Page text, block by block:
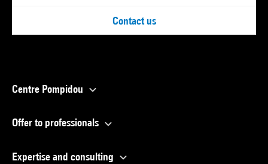
Contact us
Centre Pompidou
Offer to professionals
Expertise and consulting